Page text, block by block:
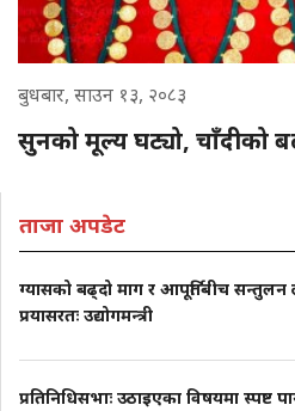
बुधबार, साउन १३, २०८३
सुनको मूल्य घट्यो, चाँदीको
ताजा अपडेट
ग्यासको बढ्दो माग र आपूर्तिबीच सन्तुलन
प्रयासरतः उद्योगमन्त्री
प्रतिनिधिसभाः उठाइएका विषयमा स्पष्ट